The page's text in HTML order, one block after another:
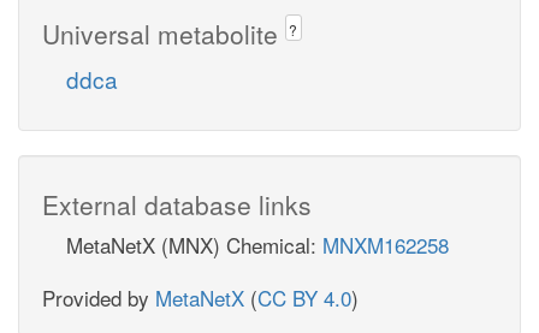
Universal metabolite ?
ddca
External database links
MetaNetX (MNX) Chemical: MNXM162258
Provided by MetaNetX (CC BY 4.0)